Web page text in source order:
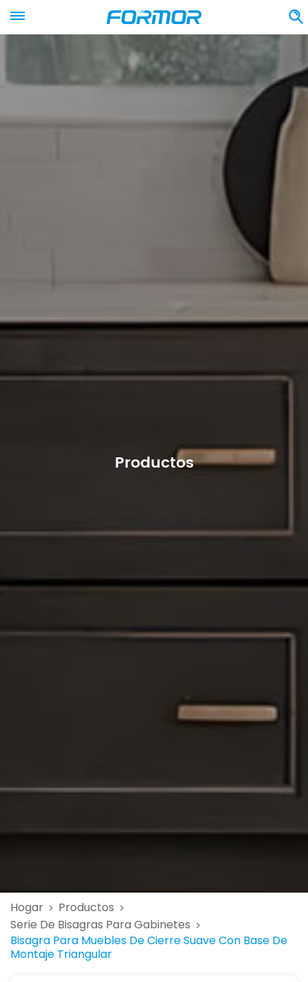
Productos
Hogar > Productos >
Serie De Bisagras Para Gabinetes >
Bisagra Para Muebles De Cierre Suave Con Base De
Montaje Triangular